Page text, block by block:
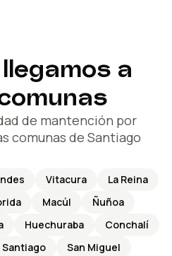
a
de mantención por
comunas de Santiago
Vitacura
La Reina
Macúl
Ñuñoa
Huechuraba
Conchalí
Santiago
San Miguel